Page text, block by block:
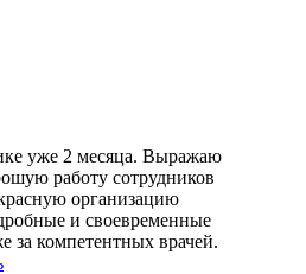
уже 2 месяца. Выражаю
работу сотрудников
организацию
и своевременные
за компетентных врачей.